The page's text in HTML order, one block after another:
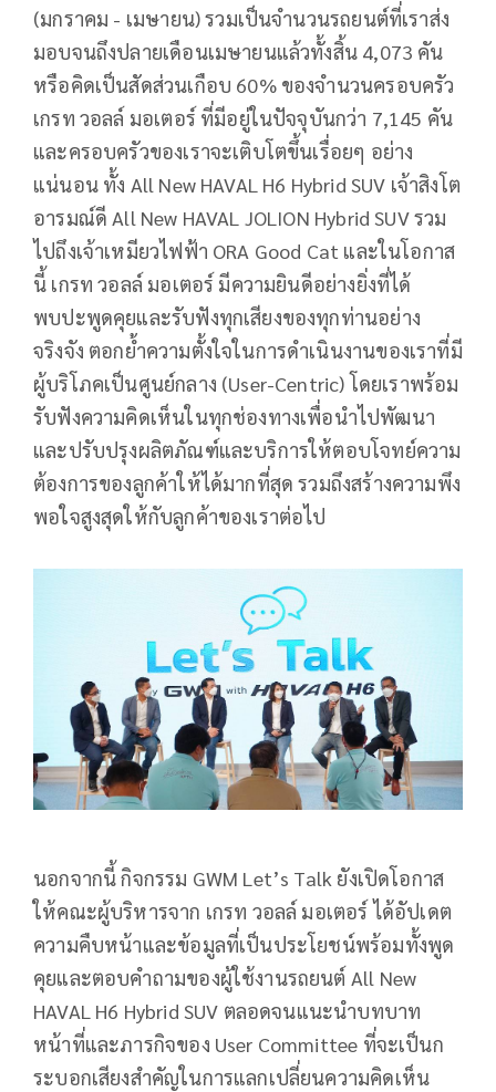
(มกราคม - เมษายน) รวมเป็นจำนวนรถยนต์ที่เราส่ง
มอบจนถึงปลายเดือนเมษายนแล้วทั้งสิ้น 4,073 คัน
หรือคิดเป็นสัดส่วนเกือบ 60% ของจำนวนครอบครัว
เกรท วอลล์ มอเตอร์ ที่มีอยู่ในปัจจุบันกว่า 7,145 คัน
และครอบครัวของเราจะเติบโตขึ้นเรื่อยๆ อย่าง
แน่นอน ทั้ง All New HAVAL H6 Hybrid SUV เจ้าสิงโต
อารมณ์ดี All New HAVAL JOLION Hybrid SUV รวม
ไปถึงเจ้าเหมียวไฟฟ้า ORA Good Cat และในโอกาส
นี้ เกรท วอลล์ มอเตอร์ มีความยินดีอย่างยิ่งที่ได้
พบปะพูดคุยและรับฟังทุกเสียงของทุกท่านอย่าง
จริงจัง ตอกย้ำความตั้งใจในการดำเนินงานของเราที่มี
ผู้บริโภคเป็นศูนย์กลาง (User-Centric) โดยเราพร้อม
รับฟังความคิดเห็นในทุกช่องทางเพื่อนำไปพัฒนา
และปรับปรุงผลิตภัณฑ์และบริการให้ตอบโจทย์ความ
ต้องการของลูกค้าให้ได้มากที่สุด รวมถึงสร้างความพึง
พอใจสูงสุดให้กับลูกค้าของเราต่อไป
นอกจากนี้ กิจกรรม GWM Let’s Talk ยังเปิดโอกาส
ให้คณะผู้บริหารจาก เกรท วอลล์ มอเตอร์ ได้อัปเดต
ความคืบหน้าและข้อมูลที่เป็นประโยชน์พร้อมทั้งพูด
คุยและตอบคำถามของผู้ใช้งานรถยนต์ All New
HAVAL H6 Hybrid SUV ตลอดจนแนะนำบทบาท
หน้าที่และภารกิจของ User Committee ที่จะเป็นก
ระบอกเสียงสำคัญในการแลกเปลี่ยนความคิดเห็น